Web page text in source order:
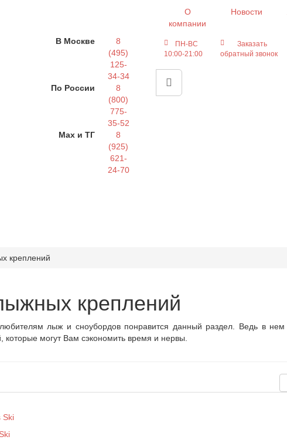
О
компании
Новости
В Москве
8
(495)
125-
34-34
По России
8
(800)
775-
35-52
Max и ТГ
8
(925)
621-
24-70
ПН-ВС
10:00-21:00
Заказать
обратный звонок
креплений
креплений
лыж и сноубордов понравится данный раздел. Ведь в
могут Вам сэкономить время и нервы.